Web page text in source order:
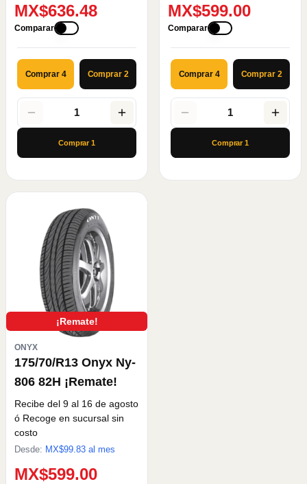
MX$636.48
Comparar
Comprar 4 Comprar 2
1
Comprar1
MX$599.00
Comparar
Comprar 4 Comprar 2
1
Comprar1
¡Remate!
ONYX
175/70/R13 Onyx Ny-
806 82H ¡Remate!
Recibe del 9 al 16 de agosto
ó Recoge en sucursal sin
costo
Desde: MX$99.83 al mes
MX$599.00